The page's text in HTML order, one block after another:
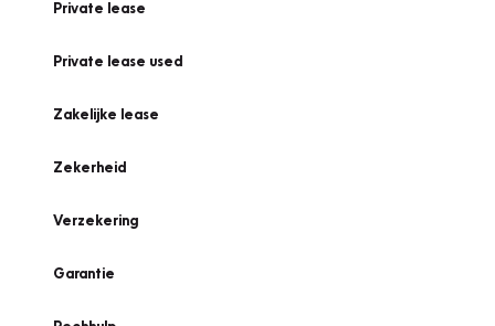
Private lease
Private lease used
Zakelijke lease
Zekerheid
Verzekering
Garantie